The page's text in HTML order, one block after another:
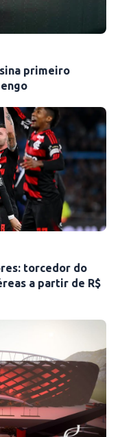
primeiro
torcedor do
a partir de R$